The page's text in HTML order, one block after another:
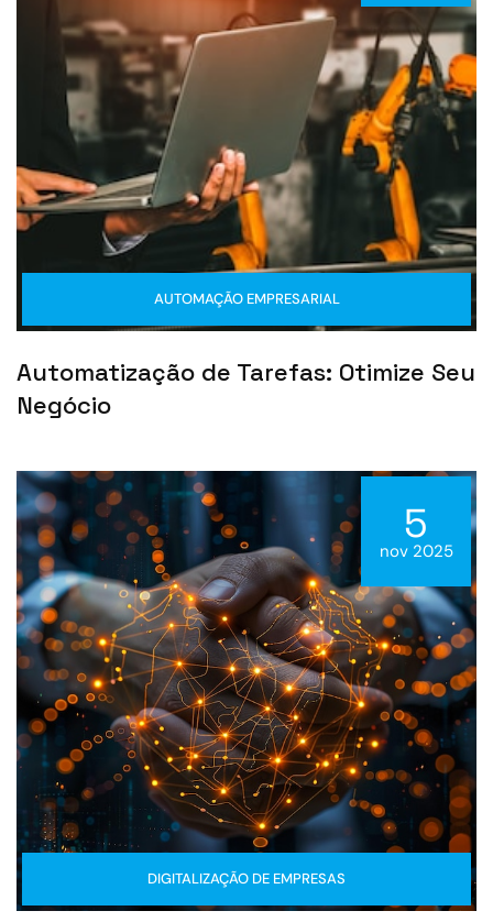
AUTOMAÇÃO EMPRESARIAL
Automatização de Tarefas: Otimize Seu
Negócio
5
nov 2025
DIGITALIZAÇÃO DE EMPRESAS